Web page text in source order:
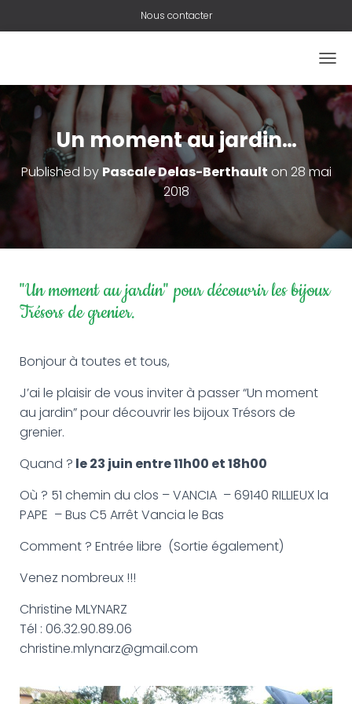
Nous contacter
U
V
R
F
E
R
N
Un moment au jardin…
Published by Pascale Delas-Berthault on 28 mai
2018
"Un moment au jardin" pour découvrir les bijoux
Trésors de grenier.
Bonjour à toutes et tous,
J’ai le plaisir de vous inviter à passer “Un moment
au jardin” pour découvrir les bijoux Trésors de
grenier.
Quand ? le 23 juin entre 11h00 et 18h00
Où ? 51 chemin du clos – VANCIA – 69140 RILLIEUX la
PAPE – Bus C5 Arrêt Vancia le Bas
Comment ? Entrée libre (Sortie également)
Venez nombreux !!!
Christine MLYNARZ
Tél : 06.32.90.89.06
christine.mlynarz@gmail.com